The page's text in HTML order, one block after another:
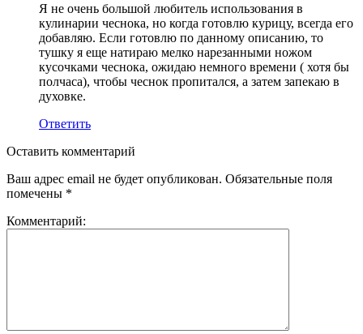
Я не очень большой любитель использования в
кулинарии чеснока, но когда готовлю курицу, всегда его
добавляю. Если готовлю по данному описанию, то
тушку я еще натираю мелко нарезанными ножом
кусочками чеснока, ожидаю немного времени ( хотя бы
полчаса), чтобы чеснок пропитался, а затем запекаю в
духовке.
Ответить
Оставить комментарий
Ваш адрес email не будет опубликован. Обязательные поля
помечены *
Комментарий: